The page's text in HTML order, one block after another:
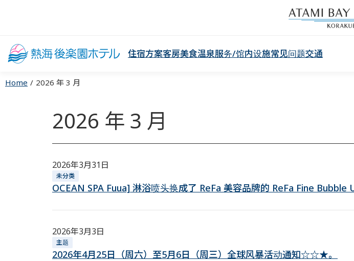
住宿方案客房美食温泉服务/馆内设施常见问题交通
Home 2026 年 3 月
2026 年 3 月
2026年3月31日
未分类
OCEAN SPA Fuua] 淋浴喷头换成了 ReFa 美容品牌的 ReFa Fine Bubble
2026年3月3日
主题
2026年4月25日（周六）至5月6日（周三）全球风暴活动通知☆☆★。